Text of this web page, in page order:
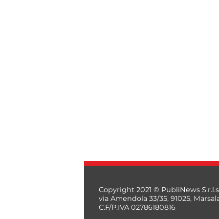
Copyright 2021 © PubliNews
via Amendola 33/35, 91025,
C.F/P.IVA 02786180816